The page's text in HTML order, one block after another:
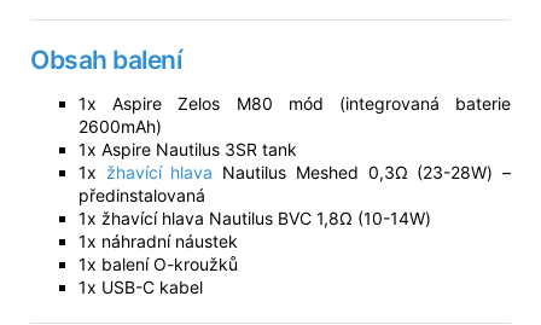
Obsah balení
1x Aspire Zelos M80 mód (integrovaná baterie
2600mAh)
1x Aspire Nautilus 3SR tank
1x žhavící hlava Nautilus Meshed 0,3Ω (23-28W) –
předinstalovaná
1x žhavící hlava Nautilus BVC 1,8Ω (10-14W)
1x náhradní náustek
1x balení O-kroužků
1x USB-C kabel